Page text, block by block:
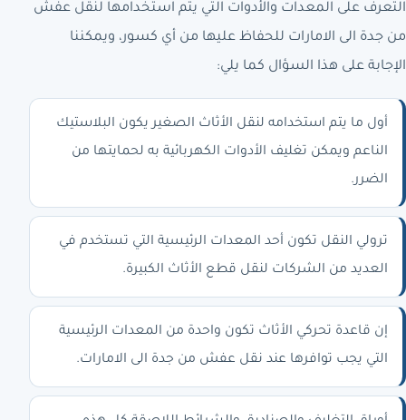
التعرف على المعدات والأدوات التي يتم استخدامها لنقل عفش
من جدة الى الامارات للحفاظ عليها من أي كسور، ويمكننا
الإجابة على هذا السؤال كما يلي:
أول ما يتم استخدامه لنقل الأثاث الصغير يكون البلاستيك
الناعم ويمكن تغليف الأدوات الكهربائية به لحمايتها من
الضرر.
ترولي النقل تكون أحد المعدات الرئيسية التي تستخدم في
العديد من الشركات لنقل قطع الأثاث الكبيرة.
إن قاعدة تحركي الأثاث تكون واحدة من المعدات الرئيسية
التي يجب توافرها عند نقل عفش من جدة الى الامارات.